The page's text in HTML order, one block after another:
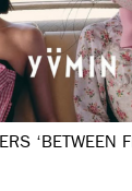
‘BETWEEN